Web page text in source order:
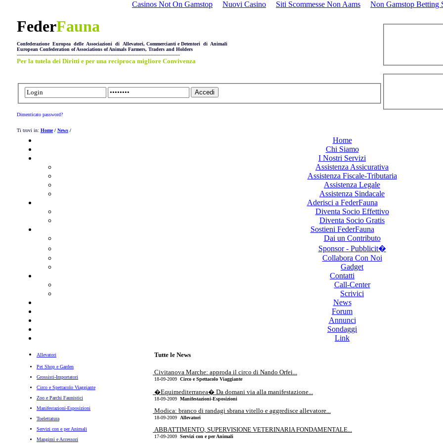
Casinos Not On Gamstop Nuovi Casino Siti Scommesse Non Aams Non Gamstop Betting
FederFauna
Confederazione Europea delle Associazioni di Allevatori, Commercianti e Detentori di Animali
European Confederation of Associations of Animals Farmers, Traders and Holders
--------------------------------------------------------------------------------------------------------------
Per la tutela dei Diritti e per una reciproca migliore Convivenza
Dimenticato password?
Ti trovi in: Home/ News /
Home
Chi Siamo
I Nostri Servizi
Assistenza Assicurativa
Assistenza Fiscale-Tributaria
Assistenza Legale
Assistenza Sindacale
Aderisci a FederFauna
Diventa Socio Effettivo
Diventa Socio Gratis
Sostieni FederFauna
Dai un Contributo
Sponsor - Pubblicit�
Collabora Con Noi
Gadget
Contatti
Call-Center
Scrivici
News
Forum
Annunci
Sondaggi
Link
Allevatori
Pet Shop e Garden
Grossisti-Importatori
Circo e Spettacolo Viaggiante
Zoo e Parchi Faunistici
Manifestazioni-Esposizioni
Toelettatura
Servizi con e per Animali
Mangimi e Accessori
Tutte le News
Civitanova Marche: approda il circo di Nando Orfei...
18-09-2009 Circo e Spettacolo Viaggiante
�Equimediterranea� Da domani via alla manifestazione...
18-09-2009 Manifestazioni-Esposizioni
Modica: branco di randagi sbrana vitello e aggredisce allevatore...
18-09-2009 Allevatori
ABBATTIMENTO, SUPERVISIONE VETERINARIA FONDAMENTALE...
17-09-2009 Servizi con e per Animali